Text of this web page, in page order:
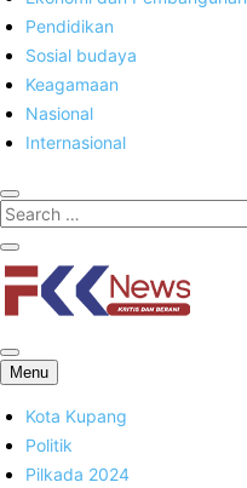
Pendidikan
Sosial budaya
Keagamaan
Nasional
Internasional
FKK News
Menu
Kota Kupang
Politik
Pilkada 2024